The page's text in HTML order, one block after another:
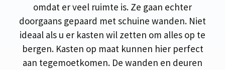
omdat er veel ruimte is. Ze gaan echter
doorgaans gepaard met schuine wanden. Niet
ideaal als u er kasten wil zetten om alles op te
bergen. Kasten op maat kunnen hier perfect
aan tegemoetkomen. De wanden en deuren